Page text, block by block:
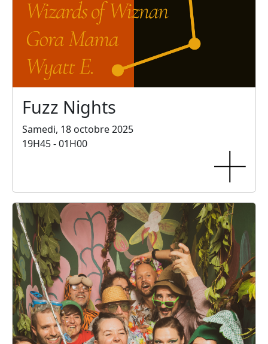
Fuzz Nights
Samedi, 18 octobre 2025
19H45 - 01H00